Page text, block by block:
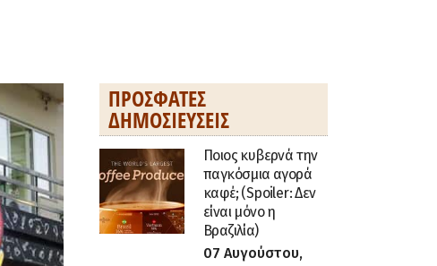
ΠΡΌΣΦΑΤΕΣ
ΔΗΜΟΣΙΕΎΣΕΙΣ
Ποιος κυβερνά την
παγκόσμια αγορά
καφέ; (Spoiler: Δεν
είναι μόνο η
Βραζιλία)
07 Αυγούστου,